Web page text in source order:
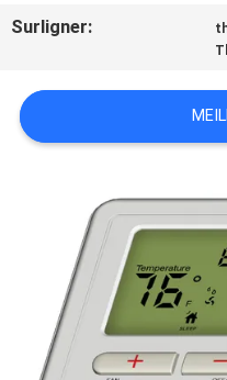
NOUS
DEMANDEZ
UNE
PLAN
SITE
Surligner: